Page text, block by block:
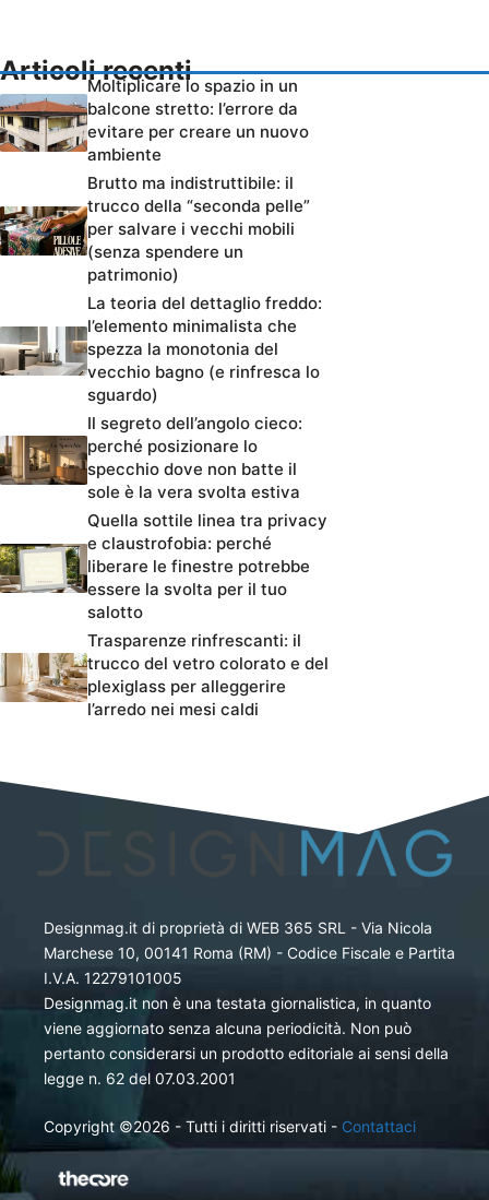
Articoli recenti
Moltiplicare lo spazio in un
balcone stretto: l’errore da
evitare per creare un nuovo
ambiente
Brutto ma indistruttibile: il
trucco della “seconda pelle”
per salvare i vecchi mobili
(senza spendere un
patrimonio)
La teoria del dettaglio freddo:
l’elemento minimalista che
spezza la monotonia del
vecchio bagno (e rinfresca lo
sguardo)
Il segreto dell’angolo cieco:
perché posizionare lo
specchio dove non batte il
sole è la vera svolta estiva
Quella sottile linea tra privacy
e claustrofobia: perché
liberare le finestre potrebbe
essere la svolta per il tuo
salotto
Trasparenze rinfrescanti: il
trucco del vetro colorato e del
plexiglass per alleggerire
l’arredo nei mesi caldi
Designmag.it di proprietà di WEB 365 SRL - Via Nicola
Marchese 10, 00141 Roma (RM) - Codice Fiscale e Partita
I.V.A. 12279101005
Designmag.it non è una testata giornalistica, in quanto
viene aggiornato senza alcuna periodicità. Non può
pertanto considerarsi un prodotto editoriale ai sensi della
legge n. 62 del 07.03.2001
Copyright ©2026 - Tutti i diritti riservati - Contattaci